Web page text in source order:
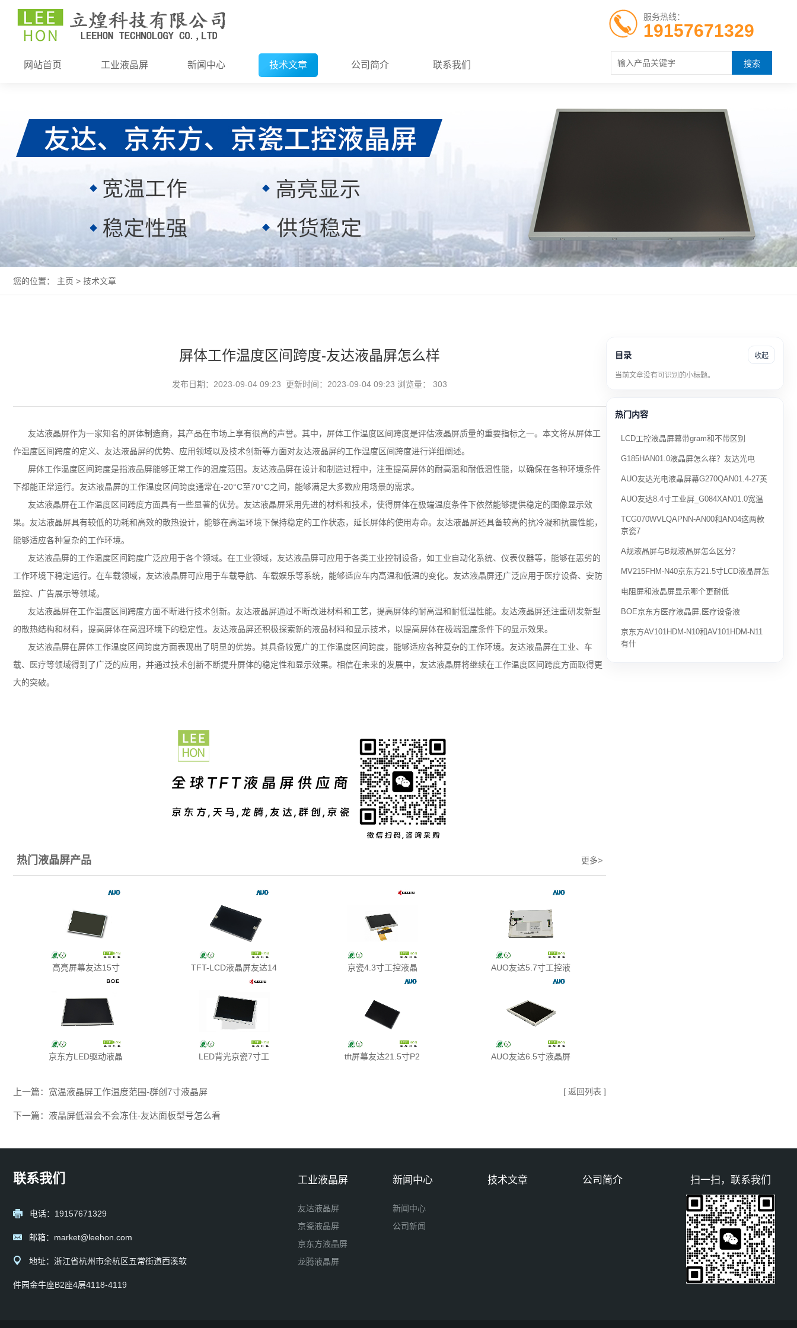
服务热线：
19157671329
网站首页 工业液晶屏 新闻中心 技术文章 公司简介 联系我们
您的位置： 主页 > 技术文章
屏体工作温度区间跨度-友达液晶屏怎么样
发布日期：2023-09-04 09:23 更新时间：2023-09-04 09:23 浏览量： 303
友达液晶屏作为一家知名的屏体制造商，其产品在市场上享有很高的声誉。其中，屏体工作温度区间跨度是评估液晶屏质量的重要指标之一。本文将从屏体工
作温度区间跨度的定义、 友达液晶屏的优势、应用领域以及技术创新等方面对友达液晶屏的工作温度区间跨度进行详细阐述。
屏体工作温度区间跨度是指液晶屏能够正常工作的温度范围。友达液晶屏在设计和制造过程中，注重提高屏体的耐高温和耐低温性能，以确保在各种环境条件
下都能正常运行。友达液晶屏的工作温度区间跨度通常在-20°C至70°C之间，能够满足大多数应用场景的需求。
友达液晶屏在工作温度区间跨度方面具有一些显著的优势。友达液晶屏采用先进的材料和技术，使得屏体在极端温度条件下依然能够提供稳定的图像显示效
果。友达液晶屏具有较低的功耗和高效的散热设计，能够在高温环境下保持稳定的工作状态，延长屏体的使用寿命。友达液晶屏还具备较高的抗冷凝和抗震性能，
能够适应各种复杂的工作环境。
友达液晶屏的工作温度区间跨度广泛应用于各个领域。在工业领域，友达液晶屏可应用于各类工业控制设备，如工业自动化系统、仪表仪器等，能够在恶劣的
工作环境下稳定运行。在车载领域，友达液晶屏可应用于车载导航、车载娱乐等系统，能够适应车内高温和低温的变化。友达液晶屏还广泛应用于医疗设备、安防
监控、广告展示等领域。
友达液晶屏在工作温度区间跨度方面不断进行技术创新。友达液晶屏通过不断改进材料和工艺，提高屏体的耐高温和耐低温性能。友达液晶屏还注重研发新型
的散热结构和材料，提高屏体在高温环境下的稳定性。友达液晶屏还积极探索新的液晶材料和显示技术，以提高屏体在极端温度条件下的显示效果。
友达液晶屏在屏体工作温度区间跨度方面表现出了明显的优势。其具备较宽广的工作温度区间跨度，能够适应各种复杂的工作环境。友达液晶屏在工业、车
载、医疗等领域得到了广泛的应用，并通过技术创新不断提升屏体的稳定性和显示效果。相信在未来的发展中，友达液晶屏将继续在工作温度区间跨度方面取得更
大的突破。
更多>
热门液晶屏产品
高亮屏幕友达15寸 TFT-LCD液晶屏友达14 京瓷4.3寸工控液晶 AUO友达5.7寸工控液
京东方LED驱动液晶 LED背光京瓷7寸工 tft屏幕友达21.5寸P2 AUO友达6.5寸液晶屏
上一篇： 宽温液晶屏工作温度范围-群创7寸液晶屏
下一篇： 液晶屏低温会不会冻住-友达面板型号怎么看
[ 返回列表 ]
目录 收起
当前文章没有可识别的小标题。
热门内容
LCD工控液晶屏幕带gram和不带区别
G185HAN01.0液晶屏怎么样？友达光电
AUO友达光电液晶屏幕G270QAN01.4-27英
AUO友达8.4寸工业屏_G084XAN01.0宽温
TCG070WVLQAPNN-AN00和AN04这两款
京瓷7
A规液晶屏与B规液晶屏怎么区分？
MV215FHM-N40京东方21.5寸LCD液晶屏怎
电阻屏和液晶屏显示哪个更耐低
BOE京东方医疗液晶屏,医疗设备液
京东方AV101HDM-N10和AV101HDM-N11
有什
联系我们
电话：19157671329
邮箱：market@leehon.com
地址：浙江省杭州市余杭区五常街道西溪软
件园金牛座B2座4层4118-4119
扫一扫，联系我们
工业液晶屏
友达液晶屏
京瓷液晶屏
京东方液晶屏
龙腾液晶屏
新闻中心
新闻中心
公司新闻
技术文章 公司简介